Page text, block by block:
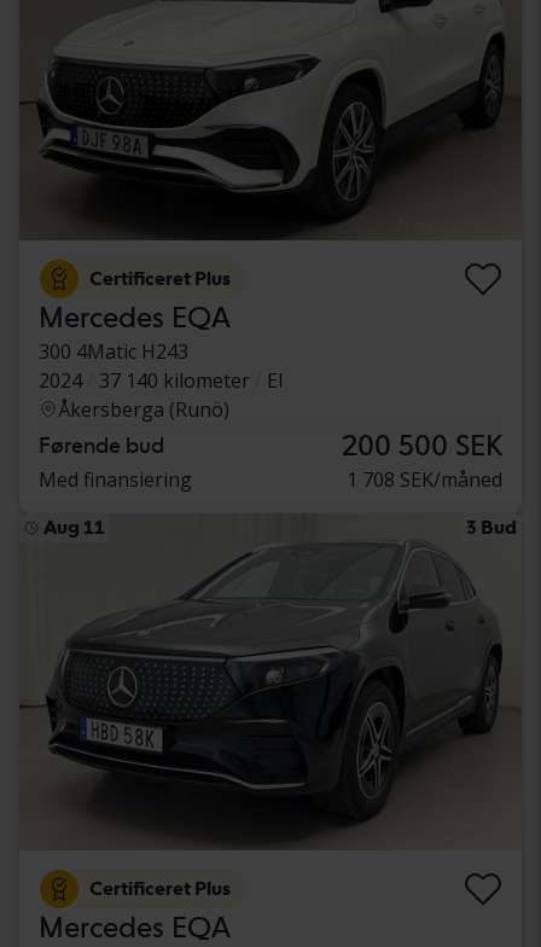
Certificeret Plus
Mercedes EQA
300 4Matic H243
2024
37 140 kilometer
El
Åkersberga (Runö)
Førende bud 200 500 SEK
Med finansiering 1 708 SEK/måned
Aug 11 3 Bud
Certificeret Plus
Mercedes EQA